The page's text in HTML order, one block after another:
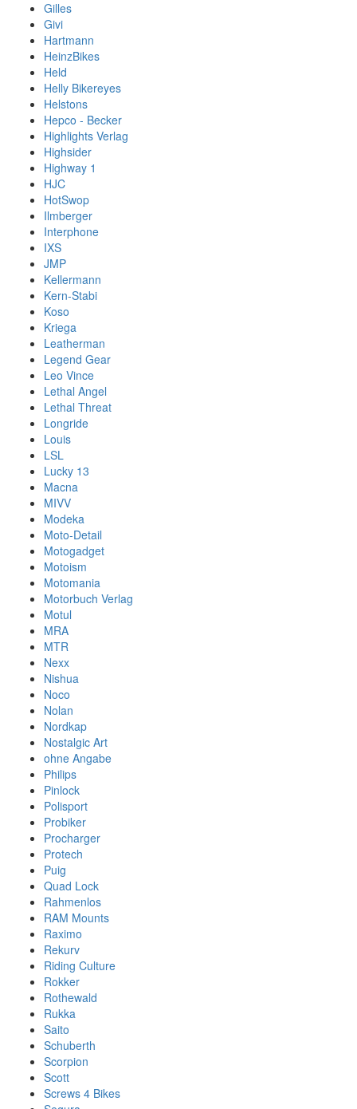
Gilles
Givi
Hartmann
HeinzBikes
Held
Helly Bikereyes
Helstons
Hepco - Becker
Highlights Verlag
Highsider
Highway 1
HJC
HotSwop
Ilmberger
Interphone
IXS
JMP
Kellermann
Kern-Stabi
Koso
Kriega
Leatherman
Legend Gear
Leo Vince
Lethal Angel
Lethal Threat
Longride
Louis
LSL
Lucky 13
Macna
MIVV
Modeka
Moto-Detail
Motogadget
Motoism
Motomania
Motorbuch Verlag
Motul
MRA
MTR
Nexx
Nishua
Noco
Nolan
Nordkap
Nostalgic Art
ohne Angabe
Philips
Pinlock
Polisport
Probiker
Procharger
Protech
Puig
Quad Lock
Rahmenlos
RAM Mounts
Raximo
Rekurv
Riding Culture
Rokker
Rothewald
Rukka
Saito
Schuberth
Scorpion
Scott
Screws 4 Bikes